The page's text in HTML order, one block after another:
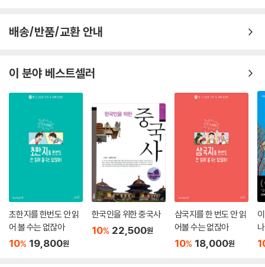
배송/반품/교환 안내
이 분야 베스트셀러
초한지를 한번도 안 읽
어 볼 수는 없잖아
10% 19,800원
한국인을 위한 중국사
10% 22,500원
삼국지를 한 번도 안 읽
어볼 수는 없잖아
10% 18,000원